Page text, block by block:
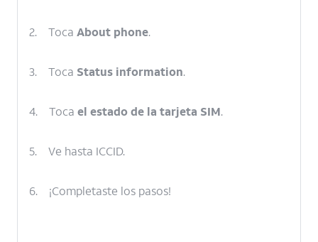
2. Toca About phone.
3. Toca Status information.
4. Toca el estado de la tarjeta SIM.
5. Ve hasta ICCID.
6. ¡Completaste los pasos!